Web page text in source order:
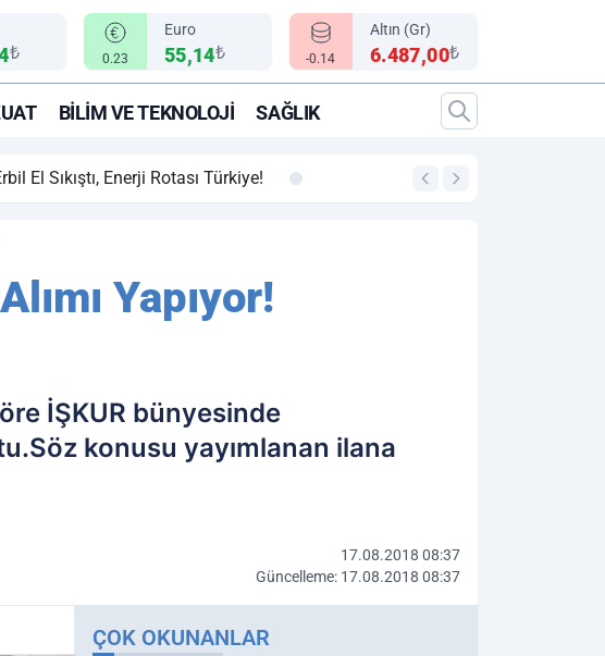
₺ 0.23
Euro
55,14₺ -0.14
Altın (Gr)
6.487,00₺
BILIM VE TEKNOLOJI SAĞLIK
Türkiye! 00:12
Yapıyor!
İŞKUR bünyesinde
konusu yayımlanan ilana
17.08.2018 08:37
Güncelleme: 17.08.2018 08:37
ÇOK OKUNANLAR